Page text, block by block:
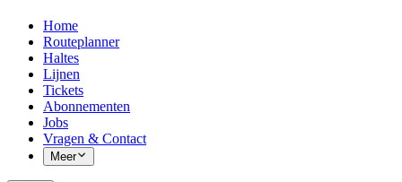
Home
Routeplanner
Haltes
Lijnen
Tickets
Abonnementen
Jobs
Vragen & Contact
Meer